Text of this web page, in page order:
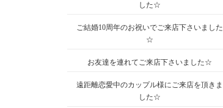
した☆
ご結婚10周年のお祝いでご来店下さいました
☆
お友達を連れてご来店下さいました☆
遠距離恋愛中のカップル様にご来店を頂きま
した☆